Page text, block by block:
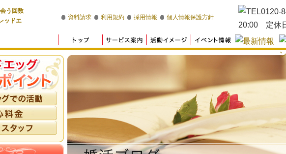
資料請求 利用規約 採用情報 個人情報保護方針